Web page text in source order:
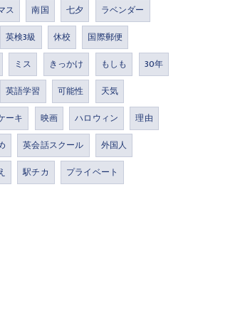
ス
南国 七夕
ラベンダー
英検3級 休校
国際郵便
ミス きっかけ もしも
30年
英語学習 可能性
天気
ーキ
映画 ハロウィン
理由
英会話スクール
外国人
駅チカ プライベート